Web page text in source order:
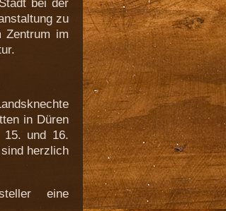
bei der
zu
Zentrum im
in Düren
15. und 16.
herzlich
eine